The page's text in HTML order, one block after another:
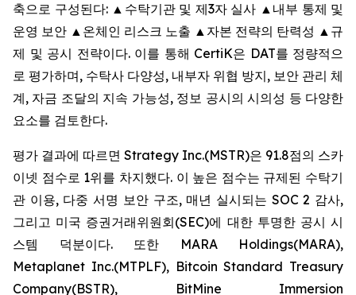
축으로 구성된다: ▲수탁기관 및 제3자 실사 ▲내부 통제 및
운영 보안 ▲온체인 리스크 노출 ▲자본 전략의 탄력성 ▲규
제 및 공시 전략이다. 이를 통해 CertiK은 DAT를 정량적으
로 평가하며, 수탁사 다양성, 내부자 위협 방지, 보안 관리 체
계, 자금 조달의 지속 가능성, 정보 공시의 시의성 등 다양한
요소를 검토한다.
평가 결과에 따르면 Strategy Inc.(MSTR)은 91.8점의 스카
이넷 점수로 1위를 차지했다. 이 높은 점수는 규제된 수탁기
관 이용, 다중 서명 보안 구조, 매년 실시되는 SOC 2 감사,
그리고 미국 증권거래위원회(SEC)에 대한 투명한 공시 시
스템 덕분이다. 또한 MARA Holdings(MARA),
Metaplanet Inc.(MTPLF), Bitcoin Standard Treasury
Company(BSTR), BitMine Immersion